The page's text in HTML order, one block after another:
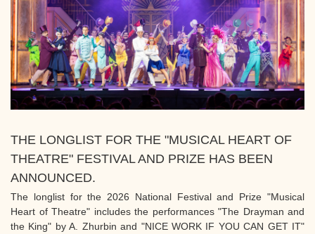
THE LONGLIST FOR THE "MUSICAL HEART OF
THEATRE" FESTIVAL AND PRIZE HAS BEEN
ANNOUNCED.
The longlist for the 2026 National Festival and Prize "Musical
Heart of Theatre" includes the performances "The Drayman and
the King" by A. Zhurbin and "NICE WORK IF YOU CAN GET IT"